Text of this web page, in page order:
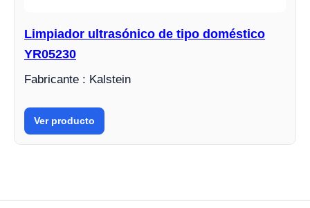
Limpiador ultrasónico de tipo doméstico
YR05230
Fabricante : Kalstein
Ver producto